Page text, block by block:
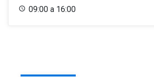
09:00 a 16:00